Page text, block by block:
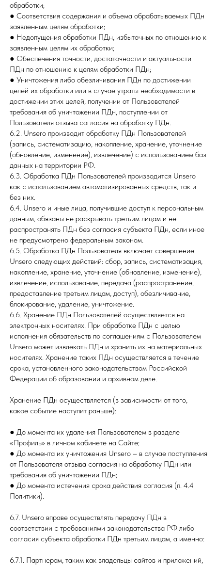
обработки;
● Соответствия содержания и объема обрабатываемых ПДн
заявленным целям обработки;
● Недопущения обработки ПДн, избыточных по отношению к
заявленным целям их обработки;
● Обеспечения точности, достаточности и актуальности
ПДн по отношению к целям обработки ПДн;
● Уничтожения либо обезличивания ПДн по достижении
целей их обработки или в случае утраты необходимости в
достижении этих целей, получении от Пользователей
требования об уничтожении ПДн, поступлении от
Пользователя отзыва согласия на обработку ПДн.
6.2. Unsero производит обработку ПДн Пользователей
(запись, систематизацию, накопление, хранение, уточнение
(обновление, изменение), извлечение) с использованием баз
данных на территории РФ.
6.3. Обработка ПДн Пользователей производится Unsero
как с использованием автоматизированных средств, так и
без них.
6.4. Unsero и иные лица, получившие доступ к персональным
данным, обязаны не раскрывать третьим лицам и не
распространять ПДн без согласия субъекта ПДн, если иное
не предусмотрено федеральным законом.
6.5. Обработка ПДн Пользователя включает совершение
Unsero следующих действий: сбор, запись, систематизация,
накопление, хранение, уточнение (обновление, изменение),
извлечение, использование, передача (распространение,
предоставление третьим лицам, доступ), обезличивание,
блокирование, удаление, уничтожение.
6.6. Хранение ПДн Пользователей осуществляется на
электронных носителях. При обработке ПДн с целью
исполнения обязательств по соглашениям с Пользователем
Unsero может извлекать ПДн и хранить их на материальных
носителях. Хранение таких ПДн осуществляется в течение
срока, установленного законодательством Российской
Федерации об образовании и архивном деле.
Хранение ПДн осуществляется (в зависимости от того,
какое событие наступит раньше):
● До момента их удаления Пользователем в разделе
«Профиль» в личном кабинете на Сайте;
● До момента их уничтожения Unsero – в случае поступления
от Пользователя отзыва согласия на обработку ПДн или
требования об уничтожении ПДн;
● До момента истечения срока действия согласия (п. 4.4
Политики).
6.7. Unsero вправе осуществлять передачу ПДн в
соответствии с требованиями законодательства РФ либо
согласия субъекта обработки ПДн третьим лицам, а именно:
6.7.1. Партнерам, таким как владельцы сайтов и приложений,